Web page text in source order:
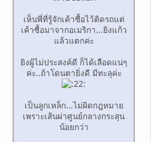
เห็นพี่ที่รู้จักเค้าซื้อไว้ติดรถแต่
เค้าซื้อมาจากอเมริกา...ยิงแก้ว
แล้วแตกค่ะ
ยิงผู้ไม่ประสงค์ดี ก็ได้เลือดแน่ๆ
ค่ะ..ถ้าโดนตายิ่งดี มีทะลุค่ะ
เป็นลูกเหล็ก...ไม่ผิดกฎหมาย
เพราะเส้นผ่าศูนย์กลางกระสุน
น้อยกว่า